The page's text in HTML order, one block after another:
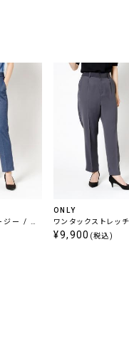
ジー / ノ
パンツ
ONLY
ワンタックストレッ
チャコール無地
¥9,900 (税込)